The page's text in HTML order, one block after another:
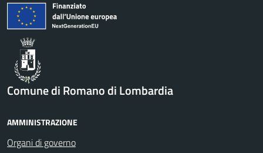
Comune di Romano di Lombardia
AMMINISTRAZIONE
Organi di governo